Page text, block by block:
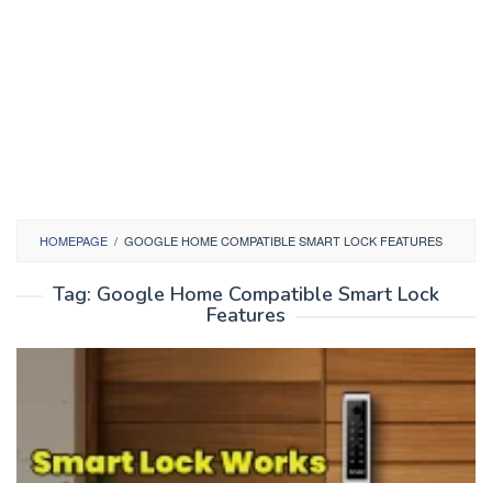
HOMEPAGE / GOOGLE HOME COMPATIBLE SMART LOCK FEATURES
Tag: Google Home Compatible Smart Lock
Features